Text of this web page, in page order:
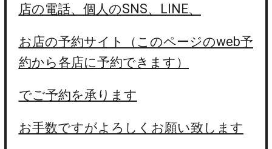
店の電話、個人のSNS、LINE、
お店の予約サイト（このページのweb予
約から各店に予約できます）
でご予約を承ります
お手数ですがよろしくお願い致します